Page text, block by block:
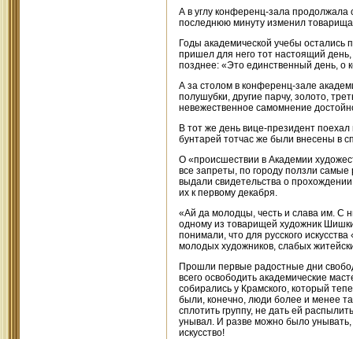
А в углу конференц-зала продолжала
последнюю минуту изменил
Годы академической учебы остались
пришел для него тот настоящий
позднее: «Это единственный день, о
А за столом в конференц-зале
полушубки, другие парчу, золото,
невежественное самомнение
В тот же день вице-президент
бунтарей тотчас же были внесены в
О «происшествии в Академии
все запреты, по городу ползли
выдали свидетельства о
их к первому декабря.
«Ай да молодцы, честь и слава им. С
одному из товарищей художник
понимали, что для русского
молодых художников, слабых
Прошли первые радостные дни
всего освободить академические
собирались у Крамского, который
были, конечно, люди более и менее
сплотить группу, не дать ей
унывал. И разве можно было унывать,
искусство!